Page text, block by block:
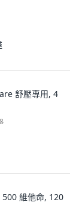
舒壓專用, 4
500 維他命, 120